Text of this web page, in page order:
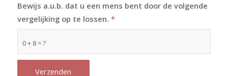
0 + 8 = ?
Bewijs a.u.b. dat u een mens bent door de volgende
vergelijking op te lossen. *